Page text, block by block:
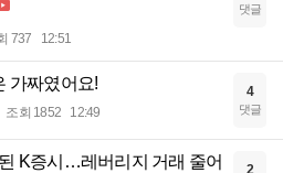
737 12:51
댓글
가짜였어요!
조회 1852 12:49
4
댓글
K증시…레버리지 거래 줄어
2